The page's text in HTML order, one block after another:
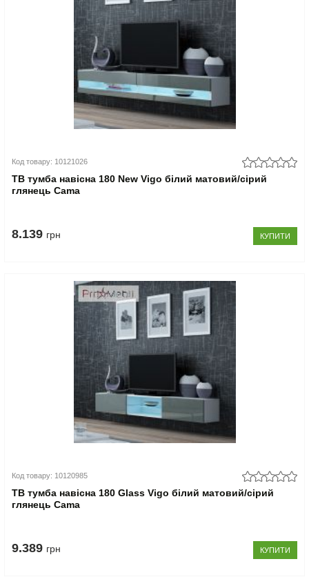
Код товару: 10121026
ТВ тумба навісна 180 New Vigo білий матовий/сірий
глянець Cama
8.139 грн КУПИТИ
Код товару: 10120985
ТВ тумба навісна 180 Glass Vigo білий матовий/сірий
глянець Cama
9.389 грн КУПИТИ